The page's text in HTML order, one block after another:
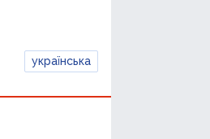
українська